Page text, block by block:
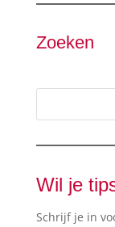
Zoeken
Wil je
Schrijf je in